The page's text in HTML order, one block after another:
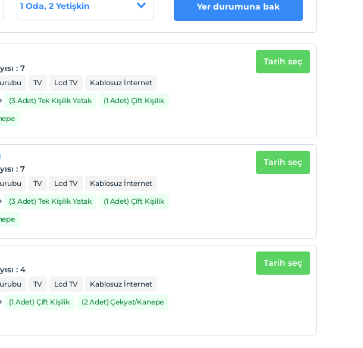
1 Oda, 2 Yetişkin Yer durumuna bak
:7
TV Lcd TV Kablosuz İnternet
(3 Adet) Tek Kişilik Yatak
(1 Adet) Çift Kişilik
Tarih seç
:7
TV Lcd TV Kablosuz İnternet
(3 Adet) Tek Kişilik Yatak
(1 Adet) Çift Kişilik
Tarih seç
:4
TV Lcd TV Kablosuz İnternet
(1 Adet) Çift Kişilik (2 Adet) Çekyat/Kanepe
Tarih seç